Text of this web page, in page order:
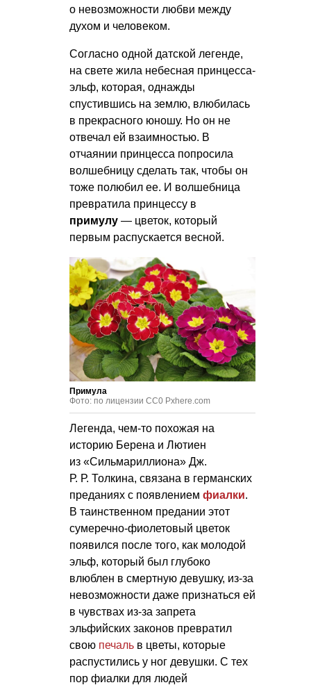
о невозможности любви между
духом и человеком.
Согласно одной датской легенде,
на свете жила небесная принцесса-
эльф, которая, однажды
спустившись на землю, влюбилась
в прекрасного юношу. Но он не
отвечал ей взаимностью. В
отчаянии принцесса попросила
волшебницу сделать так, чтобы он
тоже полюбил ее. И волшебница
превратила принцессу в
примулу — цветок, который
первым распускается весной.
Примула
Фото: по лицензии CC0 Pxhere.com
Легенда, чем-то похожая на
историю Берена и Лютиен
из «Сильмариллиона» Дж.
Р. Р. Толкина, связана в германских
преданиях с появлением фиалки.
В таинственном предании этот
сумеречно-фиолетовый цветок
появился после того, как молодой
эльф, который был глубоко
влюблен в смертную девушку, из-за
невозможности даже признаться ей
в чувствах из-за запрета
эльфийских законов превратил
свою печаль в цветы, которые
распустились у ног девушки. С тех
пор фиалки для людей